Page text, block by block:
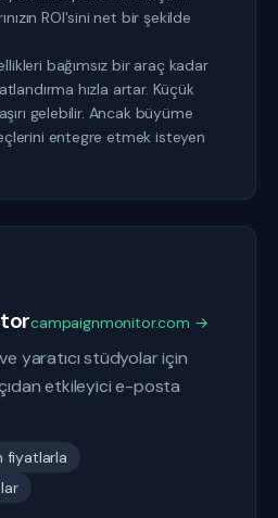
ROI'sini net bir şekilde
bağımsız bir araç kadar
hızla artar. Küçük
gelebilir. Ancak büyüme
entegre etmek isteyen
campaignmonitor.com →
yaratıcı stüdyolar için
etkileyici e-posta
fiyatlarla